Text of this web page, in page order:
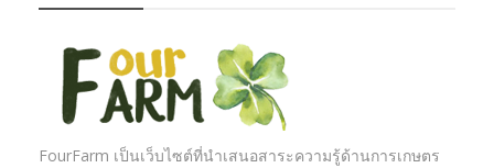
FourFarm เป็นเว็บไซต์ที่นำเสนอสาระความรู้ด้านการเกษตร